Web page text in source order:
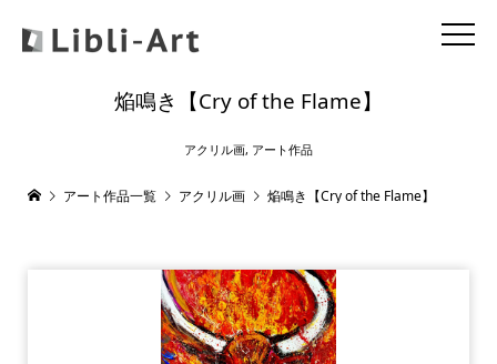
焔鳴き【Cry of the Flame】
アクリル画, アート作品
アート作品一覧 アクリル画 焔鳴き【Cry of the Flame】